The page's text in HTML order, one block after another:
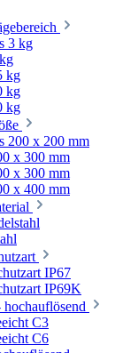
3 kg
kg
kg
kg
200 x 200 mm
x 300 mm
x 300 mm
x 400 mm
IP67
IP69K
C3
C6